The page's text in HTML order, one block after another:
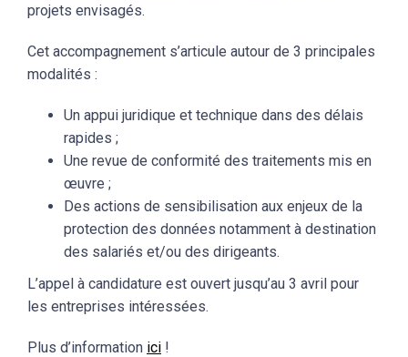
projets envisagés.
Cet accompagnement s’articule autour de 3 principales
modalités :
Un appui juridique et technique dans des délais
rapides ;
Une revue de conformité des traitements mis en
œuvre ;
Des actions de sensibilisation aux enjeux de la
protection des données notamment à destination
des salariés et/ou des dirigeants.
L’appel à candidature est ouvert jusqu’au 3 avril pour
les entreprises intéressées.
Plus d’information ici !